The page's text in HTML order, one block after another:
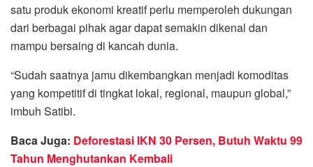
satu produk ekonomi kreatif perlu memperoleh dukungan
dari berbagai pihak agar dapat semakin dikenal dan
mampu bersaing di kancah dunia.
“Sudah saatnya jamu dikembangkan menjadi komoditas
yang kompetitif di tingkat lokal, regional, maupun global,”
imbuh Satibi.
Baca Juga: Deforestasi IKN 30 Persen, Butuh Waktu 99
Tahun Menghutankan Kembali